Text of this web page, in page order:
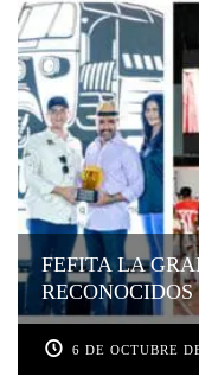
FEFITA LA
6 DE OCTUBRE